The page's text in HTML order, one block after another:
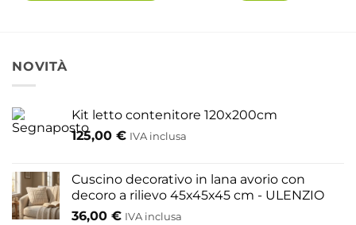
nella
pagina
NOVITÀ
Kit letto contenitore 120x200cm
125,00 € IVA inclusa
Cuscino decorativo in lana avorio con
decoro a rilievo 45x45x45 cm - ULENZIO
36,00 € IVA inclusa